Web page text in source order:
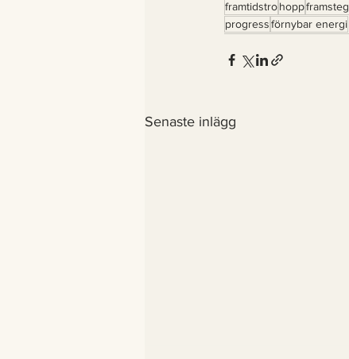
framtidstrohoppframsteg
progressförnybar energi
Senaste inlägg